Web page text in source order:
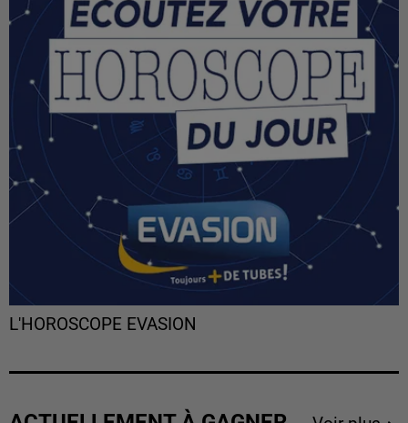
L'HOROSCOPE EVASION